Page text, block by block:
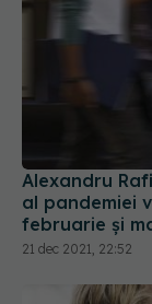
Alexandru
al pandemiei
februarie și
21 dec 2021, 22:52